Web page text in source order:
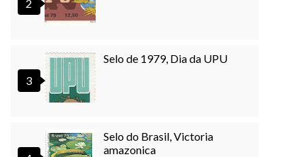
Selo de 1979, Dia da UPU
Selo do Brasil, Victoria
amazonica